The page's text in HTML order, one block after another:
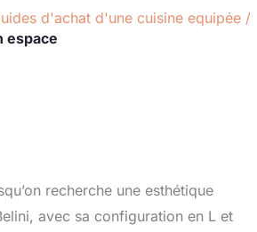
d'achat d'une cuisine equipée /
espace
recherche une esthétique
avec sa configuration en L et